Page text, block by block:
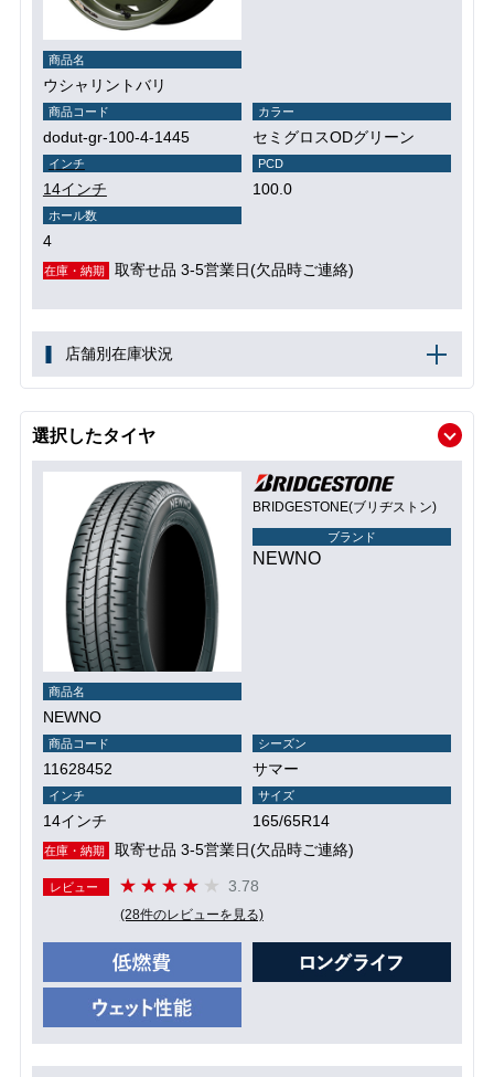
商品名
ウシャリントバリ
商品コード
dodut-gr-100-4-1445
カラー
セミグロスODグリーン
インチ
14インチ
PCD
100.0
ホール数
4
在庫・納期 取寄せ品 3-5営業日(欠品時ご連絡)
店舗別在庫状況
選択したタイヤ
BRIDGESTONE(ブリヂストン)
ブランド
NEWNO
商品名
NEWNO
商品コード
11628452
シーズン
サマー
インチ
14インチ
サイズ
165/65R14
在庫・納期 取寄せ品 3-5営業日(欠品時ご連絡)
レビュー 3.78
(28件のレビューを見る)